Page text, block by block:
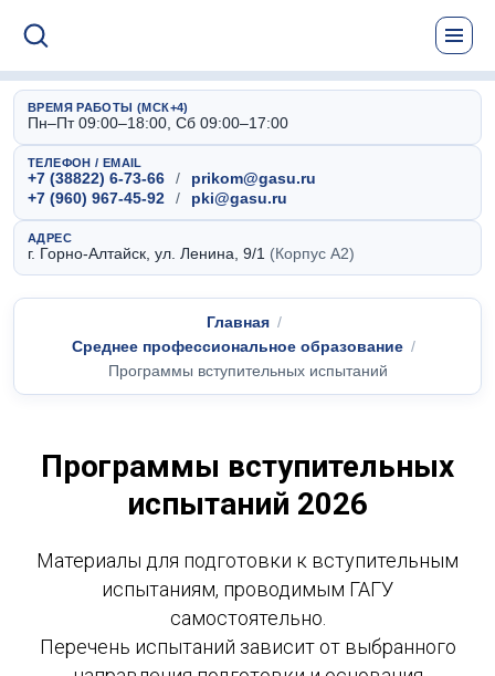
ВРЕМЯ РАБОТЫ (МСК+4)
Пн–Пт 09:00–18:00, Сб 09:00–17:00
ТЕЛЕФОН / EMAIL
+7 (38822) 6-73-66 /
prikom@gasu.ru
+7 (960) 967-45-92
/ pki@gasu.ru
АДРЕС
г. Горно-Алтайск, ул. Ленина, 9/1 (Корпус А2)
Главная
Среднее профессиональное образование
Программы вступительных испытаний
Программы вступительных
испытаний 2026
Материалы для подготовки к вступительным
испытаниям, проводимым ГАГУ
самостоятельно.
Перечень испытаний зависит от выбранного